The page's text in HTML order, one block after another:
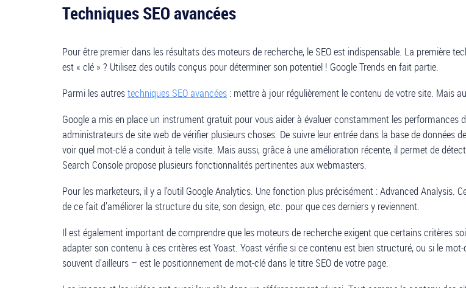
Techniques SEO avancées
Pour être premier dans les résultats des moteurs de recherche, le SEO est indispensable. La première
est « clé » ? Utilisez des outils conçus pour déterminer son potentiel ! Google Trends en fait partie.
Parmi les autrestechniques SEO avancées : mettre à jour régulièrement le contenu de votre site. Mais
Google a mis en place un instrument gratuit pour vous aider à évaluer constamment les performances
administrateurs de site web de vérifier plusieurs choses. De suivre leur entrée dans la base de données
voir quel mot-clé a conduit à telle visite. Mais aussi, grâce à une amélioration récente, il permet de
Search Console propose plusieurs fonctionnalités pertinentes aux webmasters.
Pour les marketeurs, il y a l’outil Google Analytics. Une fonction plus précisément : Advanced
de ce fait d’améliorer la structure du site, son design, etc. pour que ces derniers y reviennent.
Il est également important de comprendre que les moteurs de recherche exigent que certains critères
adapter son contenu à ces critères est Yoast. Yoast vérifie si ce contenu est bien structuré, ou si le
souvent d’ailleurs – est le positionnement de mot-clé dans le titre SEO de votre page.